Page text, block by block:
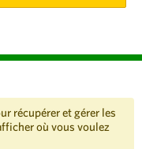
récupérer et gérer les
où vous voulez